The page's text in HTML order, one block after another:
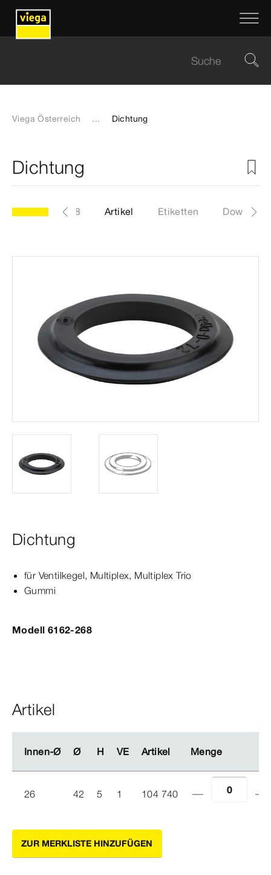
Viega Österreich ... Dichtung
Dichtung
Modell 6162-268 Artikel Etiketten
Dichtung
für Ventilkegel, Multiplex, Multiplex Trio
Gummi
Modell 6162-268
Artikel
Innen-Ø Ø H VE Artikel Menge
Innen-Ø Ø H VE Artikel Menge
26 42 5 1 104 740
ZUR MERKLISTE HINZUFÜGEN